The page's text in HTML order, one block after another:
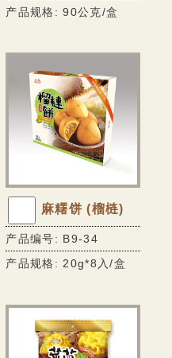
产品规格: 90公克/盒
麻糬饼 (榴梿)
产品编号: B9-34
产品规格: 20g*8入/盒